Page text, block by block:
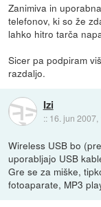
Zanimiva in
telefonov, ki so že
lahko hitro tarča
Sicer pa podpiram
razdaljo.
Izi
:: 16. jun 2007,
Wireless USB bo
uporabljajo USB
Gre se za miške,
fotoaparate, MP3